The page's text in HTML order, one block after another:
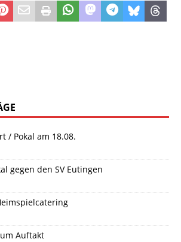
/ Pokal am 18.08.
gegen den SV Eutingen
Auftakt